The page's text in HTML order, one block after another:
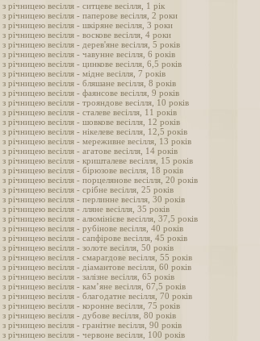
річницею весілля - ситцеве весілля, 1 рік
річницею весілля - паперове весілля, 2 роки
річницею весілля - шкіряне весілля, 3 роки
річницею весілля - воскове весілля, 4 роки
річницею весілля - дерев'яне весілля, 5 років
річницею весілля - чавунне весілля, 6 років
річницею весілля - цинкове весілля, 6,5 років
річницею весілля - мідне весілля, 7 років
річницею весілля - бляшане весілля, 8 років
річницею весілля - фаянсове весілля, 9 років
річницею весілля - трояндове весілля, 10 років
річницею весілля - сталеве весілля, 11 років
річницею весілля - шовкове весілля, 12 років
річницею весілля - нікелеве весілля, 12,5 років
річницею весілля - мереживне весілля, 13 років
річницею весілля - агатове весілля, 14 років
річницею весілля - кришталеве весілля, 15 років
річницею весілля - бірюзове весілля, 18 років
річницею весілля - порцелянове весілля, 20 років
річницею весілля - срібне весілля, 25 років
річницею весілля - перлинне весілля, 30 років
річницею весілля - лляне весілля, 35 років
річницею весілля - алюмінієве весілля, 37,5 років
річницею весілля - рубінове весілля, 40 років
річницею весілля - сапфірове весілля, 45 років
річницею весілля - золоте весілля, 50 років
річницею весілля - смарагдове весілля, 55 років
річницею весілля - діамантове весілля, 60 років
річницею весілля - залізне весілля, 65 років
річницею весілля - кам’яне весілля, 67,5 років
річницею весілля - благодатне весілля, 70 років
річницею весілля - коронне весілля, 75 років
річницею весілля - дубове весілля, 80 років
річницею весілля - гранітне весілля, 90 років
річницею весілля - червоне весілля, 100 років